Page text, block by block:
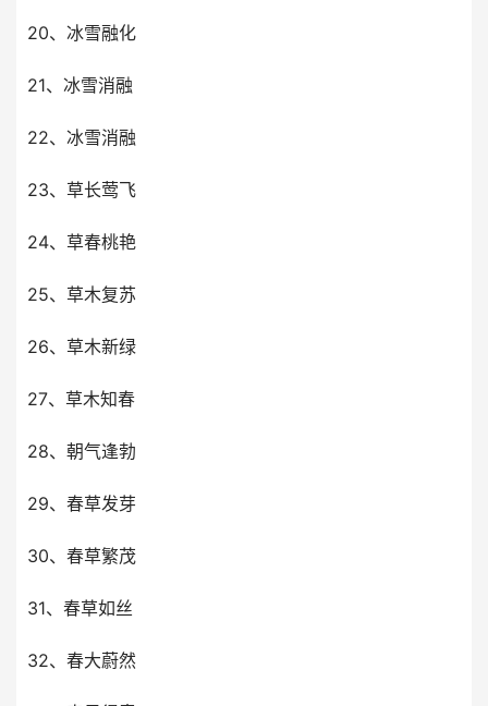
20、冰雪融化
21、冰雪消融
22、冰雪消融
23、草长莺飞
24、草春桃艳
25、草木复苏
26、草木新绿
27、草木知春
28、朝气逢勃
29、春草发芽
30、春草繁茂
31、春草如丝
32、春大蔚然